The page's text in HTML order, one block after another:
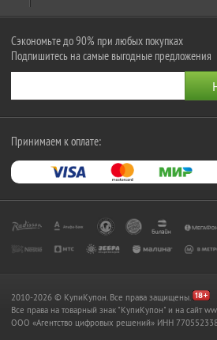
Сэкономьте до 90% при любых покупках
Подпишитесь на самые выгодные предложения
Принимаем к оплате:
2010-2026 © КупиКупон. Все права защищены.
Все права на товарный знак "КупиКупон" и на сайт
OOO «Агентство цифровых решений» ИНН